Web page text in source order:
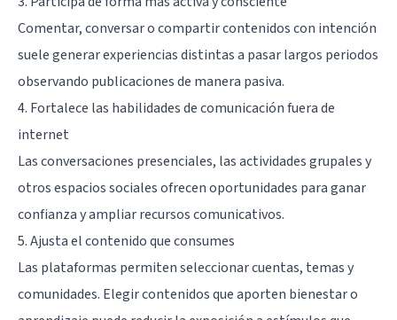
Comentar, conversar o compartir contenidos con intención
suele generar experiencias distintas a pasar largos periodos
observando publicaciones de manera pasiva.
4. Fortalece las habilidades de comunicación fuera de
internet
Las conversaciones presenciales, las actividades grupales y
otros espacios sociales ofrecen oportunidades para ganar
confianza y ampliar recursos comunicativos.
5. Ajusta el contenido que consumes
Las plataformas permiten seleccionar cuentas, temas y
comunidades. Elegir contenidos que aporten bienestar o